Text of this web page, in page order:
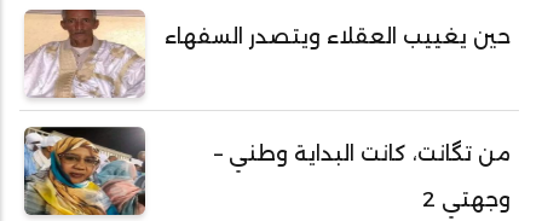
حين يغييب العقلاء ويتصدر السفهاء
من تگانت، كانت البداية وطني –
وجهتي 2